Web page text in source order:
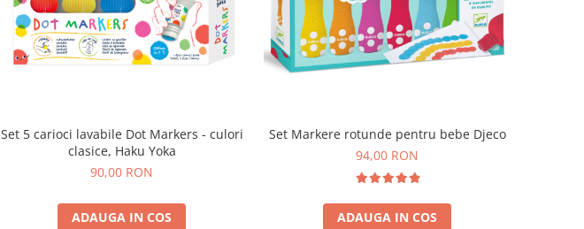
Set 5 carioci lavabile Dot Markers - culori
clasice, Haku Yoka
90,00 RON
ADAUGA IN COS
Set Markere rotunde pentru bebe Djeco
94,00 RON
ADAUGA IN COS